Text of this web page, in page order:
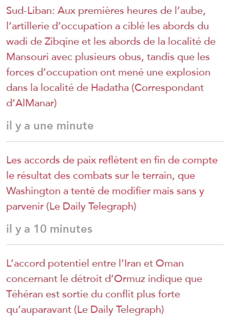
Sud-Liban: Aux premières heures de l’aube,
l’artillerie d’occupation a ciblé les abords du
wadi de Zibqine et les abords de la localité de
Mansouri avec plusieurs obus, tandis que les
forces d’occupation ont mené une explosion
dans la localité de Hadatha (Correspondant
d’AlManar)
il y a une minute
Les accords de paix reflètent en fin de compte
le résultat des combats sur le terrain, que
Washington a tenté de modifier mais sans y
parvenir (Le Daily Telegraph)
il y a 10 minutes
L’accord potentiel entre l’Iran et Oman
concernant le détroit d’Ormuz indique que
Téhéran est sortie du conflit plus forte
qu’auparavant (Le Daily Telegraph)